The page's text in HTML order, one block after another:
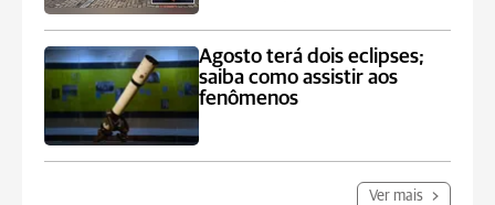
Agosto terá dois eclipses;
saiba como assistir aos
fenômenos
Ver mais